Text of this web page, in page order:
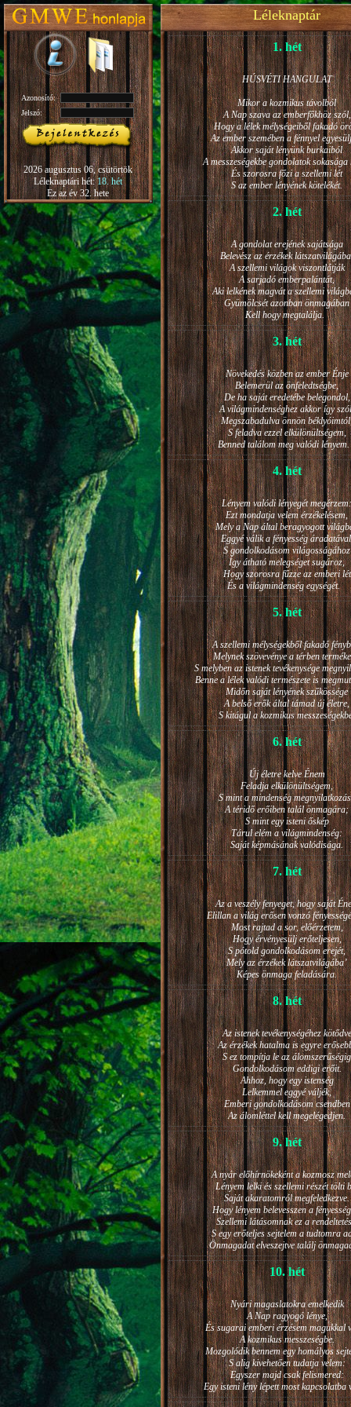
Azonosító:
Jelszó:
2026 augusztus 06, csütörtök
Léleknaptári hét:18. hét
Ez az év 32. hete
Léleknaptár
1. hét
HÚSVÉTI HANGULAT
Mikor a kozmikus távolból
A Nap szava az emberfőkhöz szól,
Hogy a lélek mélységeiből fakadó
Az ember szemében a fénnyel
Akkor saját lényünk burkaiból
A messzeségekbe gondolatok sokasága
És szorosra főzi a szellemi lét
S az ember lényének kötelékét.
2. hét
A gondolat erejének sajátsága
Belevész az érzékek
A szellemi világok viszontlátják
A sarjadó emberpalántát,
Aki lelkének magvát a szellemi
Gyümölcsét azonban önmagában
Kell hogy megtalálja.
3. hét
Növekedés közben az ember Énje
Belemerül az önfeledtségbe,
De ha saját eredetébe belegondol,
A világmindenséghez akkor így
Megszabadulva önnön
S feladva ezzel elkülönültségem,
Benned találom meg valódi
4. hét
Lényem valódi lényegét megérzem:
Ezt mondatja velem érzékelésem,
Mely a Nap által beragyogott
Eggyé válik a fényesség
S gondolkodásom világosságához
Így átható melegséget sugároz,
Hogy szorosra fűzze az emberi lét
És a világmindenség egységét.
5. hét
A szellemi mélységekből fakadó
Melynek szövevénye a térben
S melyben az istenek tevékenysége
Benne a lélek valódi természete is
Midőn saját lényének szűkössége
A belső erők által támad új életre,
S kitágul a kozmikus
6. hét
Új életre kelve Énem
Feladja elkülönültségem,
S mint a mindenség
A téridő erőiben talál önmagára;
S mint egy isteni őskép
Tárul elém a világmindenség:
Saját képmásának valódisága.
7. hét
Az a veszély fenyeget, hogy saját
Elillan a világ erősen vonzó
Most rajtad a sor, előérzetem,
Hogy érvényesülj erőteljesen,
S pótold gondolkodásom erejét,
Mely az érzékek látszatvilágába’
Képes önmaga feladására.
8. hét
Az istenek tevékenységéhez kötődve
Az érzékek hatalma is egyre
S ez tompítja le az álomszerűségig
Gondolkodásom eddigi erőit.
Ahhoz, hogy egy istenség
Lelkemmel eggyé váljék,
Emberi gondolkodásom csendben
Az álomléttel kell megelégedjen.
9. hét
A nyár előhírnökeként a kozmosz
Lényem lelki és szellemi részét tölti
Saját akaratomról megfeledkezve.
Hogy lényem belevesszen a
Szellemi látásomnak ez a
S egy erőteljes sejtelem a tudtomra
Önmagadat elveszejtve találj
10. hét
Nyári magaslatokra emelkedik
A Nap ragyogó lénye,
És sugarai emberi érzésem magukkal
A kozmikus messzeségbe.
Mozgolódik bennem egy homályos
S alig kivehetően tudatja velem:
Egyszer majd csak felismered:
Egy isteni lény lépett most kapcsolatba